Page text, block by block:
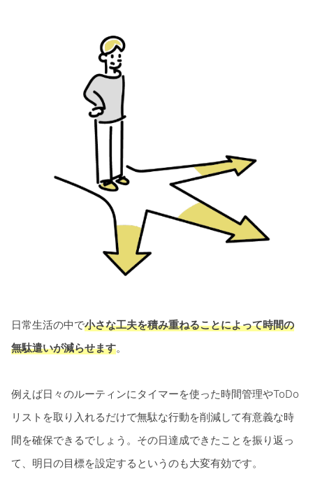
日常生活の中で小さな工夫を積み重ねることによって時間の
無駄遣いが減らせます。
例えば日々のルーティンにタイマーを使った時間管理やToDo
リストを取り入れるだけで無駄な行動を削減して有意義な時
間を確保できるでしょう。その日達成できたことを振り返っ
て、明日の目標を設定するというのも大変有効です。